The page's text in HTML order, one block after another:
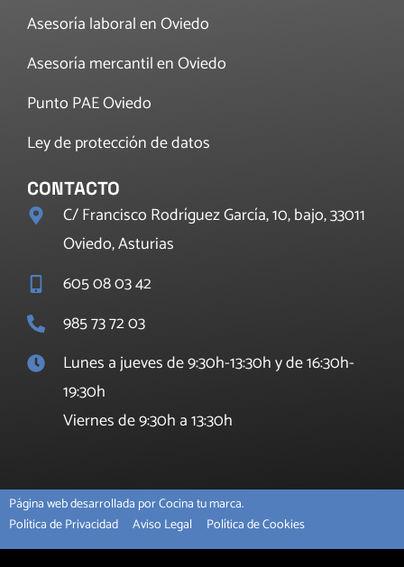
Asesoría laboral en Oviedo
Asesoría mercantil en Oviedo
Punto PAE Oviedo
Ley de protección de datos
CONTACTO
C/ Francisco Rodríguez García, 10, bajo, 33011
Oviedo, Asturias
605 08 03 42
985 73 72 03
Lunes a jueves de 9:30h-13:30h y de 16:30h-
19:30h
Viernes de 9:30h a 13:30h
Página web desarrollada por Cocina tu marca.
Política de Privacidad
Aviso Legal Política de Cookies